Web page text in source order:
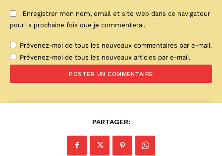
Enregistrer mon nom, email et site web dans ce navigateur
pour la prochaine fois que je commenterai.
Prévenez-moi de tous les nouveaux commentaires par e-mail.
Prévenez-moi de tous les nouveaux articles par e-mail.
PARTAGER: